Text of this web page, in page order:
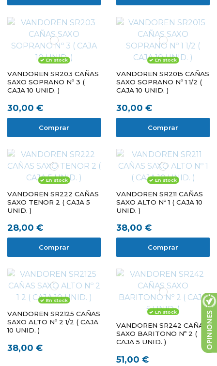
En stock
VANDOREN SR203 CAÑAS
SAXO SOPRANO Nº 3 (
CAJA 10 UNID. )
30,00 €
Comprar
En stock
VANDOREN SR2015 CAÑAS
SAXO SOPRANO Nº 1 1/2 (
CAJA 10 UNID. )
30,00 €
Comprar
En stock
VANDOREN SR222 CAÑAS
SAXO TENOR 2 ( CAJA 5
UNID. )
28,00 €
Comprar
En stock
VANDOREN SR211 CAÑAS
SAXO ALTO Nº 1 ( CAJA 10
UNID. )
38,00 €
Comprar
En stock
VANDOREN SR2125 CAÑAS
SAXO ALTO Nº 2 1/2 ( CAJA
10 UNID. )
38,00 €
En stock
VANDOREN SR242 CAÑAS
SAXO BARITONO Nº 2 (
CAJA 5 UNID. )
51,00 €